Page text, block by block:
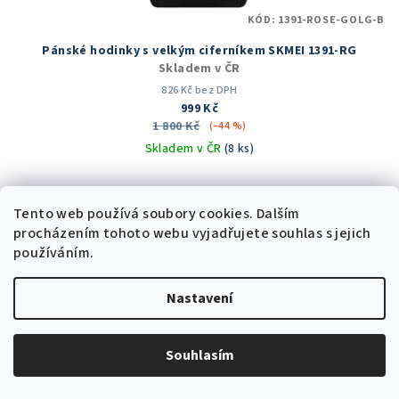
Tento web používá soubory cookies. Dalším
procházením tohoto webu vyjadřujete souhlas s jejich
používáním.
Nastavení
Souhlasím
Pánské hodinky s velkým ciferníkem SKMEI 1391-RG
Skladem v ČR
826 Kč bez DPH
999 Kč
1 800 Kč
(–44 %)
Skladem v ČR (8 ks)
Průměrné
produktu
je
5
hvězdiček.
Do košíku
KÓD: 1391-ROSE-GOLG-B